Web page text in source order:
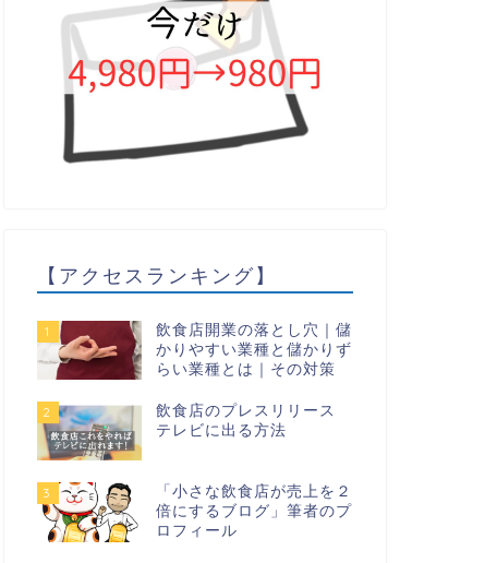
【アクセスランキング】
1
飲食店開業の落とし穴｜儲
かりやすい業種と儲かりず
らい業種とは｜その対策
2
飲食店のプレスリリース
テレビに出る方法
3
「小さな飲食店が売上を２
倍にするブログ」筆者のプ
ロフィール